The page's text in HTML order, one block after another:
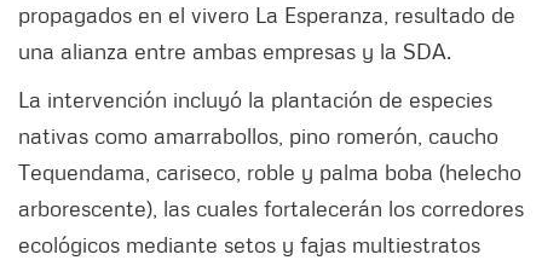
propagados en el vivero La Esperanza, resultado de
una alianza entre ambas empresas y la SDA.
La intervención incluyó la plantación de especies
nativas como amarrabollos, pino romerón, caucho
Tequendama, cariseco, roble y palma boba (helecho
arborescente), las cuales fortalecerán los corredores
ecológicos mediante setos y fajas multiestratos